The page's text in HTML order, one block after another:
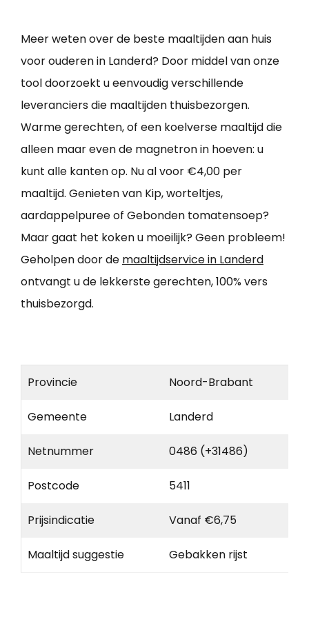
Meer weten over de beste maaltijden aan huis
voor ouderen in Landerd? Door middel van onze
tool doorzoekt u eenvoudig verschillende
leveranciers die maaltijden thuisbezorgen.
Warme gerechten, of een koelverse maaltijd die
alleen maar even de magnetron in hoeven: u
kunt alle kanten op. Nu al voor €4,00 per
maaltijd. Genieten van Kip, worteltjes,
aardappelpuree of Gebonden tomatensoep?
Maar gaat het koken u moeilijk? Geen probleem!
Geholpen door de maaltijdservice in Landerd
ontvangt u de lekkerste gerechten, 100% vers
thuisbezorgd.
Provincie Noord-Brabant
Gemeente Landerd
Netnummer 0486 (+31486)
Postcode 5411
Prijsindicatie Vanaf €6,75
Maaltijd suggestie Gebakken rijst